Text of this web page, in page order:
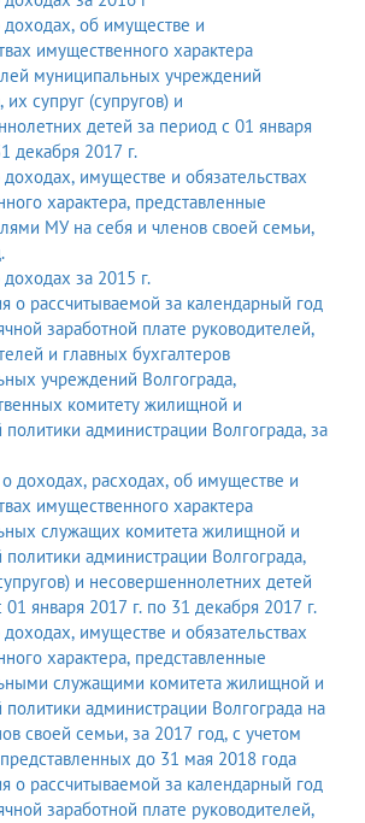
имущественного характера
муниципальных учреждений
их супруг (супругов) и
детей за период с 01 января
декабря 2017 г.
имуществе и обязательствах
представленные
МУ на себя и членов своей семьи,
за 2015 г.
о рассчитываемой за календарный год
заработной плате руководителей,
и главных бухгалтеров
учреждений Волгограда,
комитету жилищной и
политики администрации Волгограда, за
имущественного характера
служащих комитета жилищной и
политики администрации Волгограда,
и несовершеннолетних детей
января 2017 г. по 31 декабря 2017 г.
имуществе и обязательствах
характера, представленные
служащими комитета жилищной и
политики администрации Волгограда на
своей семьи, за 2017 год, с учетом
до 31 мая 2018 года
о рассчитываемой за календарный год
заработной плате руководителей,